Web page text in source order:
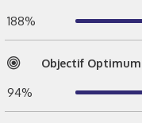
188%
Objectif Optimum
94%